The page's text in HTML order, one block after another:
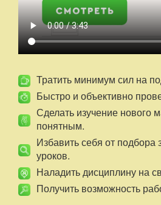
Тратить минимум сил на
Быстро и объективно
Сделать изучение нового
понятным.
Избавить себя от подбора
уроков.
Наладить дисциплину на
Получить возможность